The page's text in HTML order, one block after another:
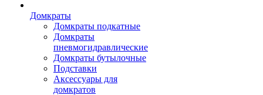
Домкраты
Домкраты подкатные
Домкраты
пневмогидравлические
Домкраты бутылочные
Подставки
Аксессуары для
домкратов